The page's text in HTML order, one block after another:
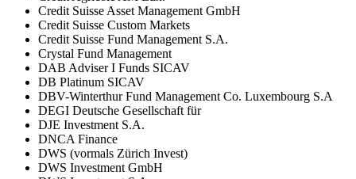
Credit Suisse Asset Management GmbH
Credit Suisse Custom Markets
Credit Suisse Fund Management S.A.
Crystal Fund Management
DAB Adviser I Funds SICAV
DB Platinum SICAV
DBV-Winterthur Fund Management Co. Luxembourg S.A
DEGI Deutsche Gesellschaft für
DJE Investment S.A.
DNCA Finance
DWS (vormals Zürich Invest)
DWS Investment GmbH